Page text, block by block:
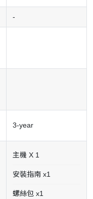
-
3-year
主機 X 1
安裝指南 x1
螺絲包 x1